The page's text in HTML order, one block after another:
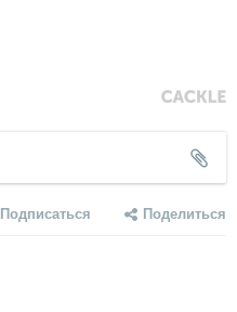
Подписаться Поделиться